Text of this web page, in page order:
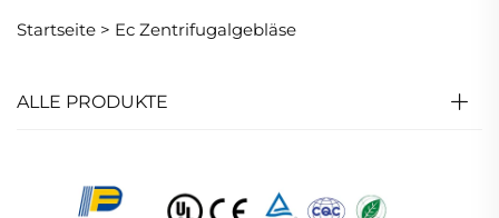
Startseite > Ec Zentrifugalgebläse
ALLE PRODUKTE